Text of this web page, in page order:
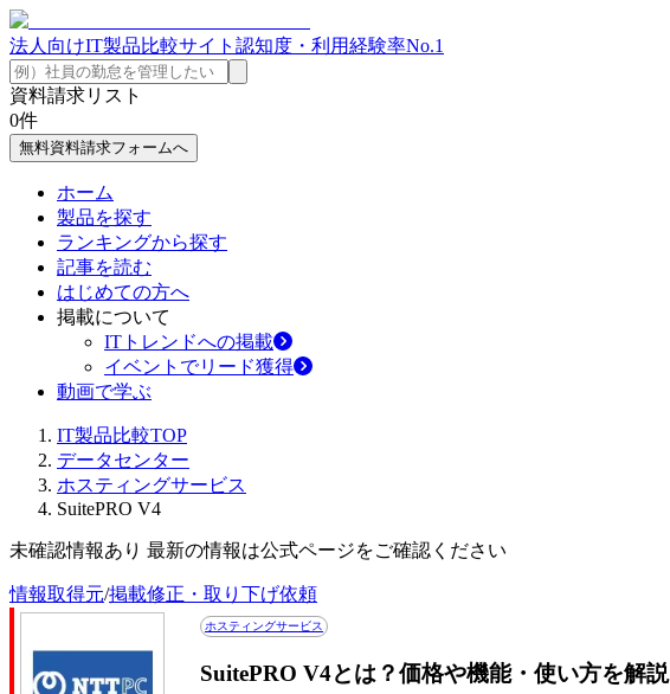
法人向けIT製品比較サイト 認知度・利用経験率No.1
資料請求リスト
0件
無料資料請求フォームへ
ホーム
製品を探す
ランキングから探す
記事を読む
はじめての方へ
掲載について
ITトレンドへの掲載
イベントでリード獲得
動画で学ぶ
IT製品比較TOP
データセンター
ホスティングサービス
SuitePRO V4
未確認情報あり 最新の情報は公式ページをご確認ください
情報取得元/掲載修正・取り下げ依頼
ホスティングサービス
SuitePRO V4とは？価格や機能・使い方を解説